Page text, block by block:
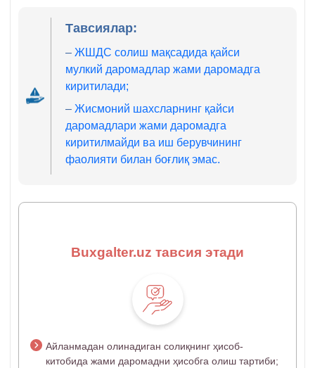
Тавсиялар:
–ЖШДС солиш мақсадида қайси
мулкий даромадлар жами даромадга
киритилади;
–Жисмоний шахсларнинг қайси
даромадлари жами даромадга
киритилмайди ва иш берувчининг
фаолияти билан боғлиқ эмас.
Buxgalter.uz тавсия этади
Айланмадан олинадиган солиқнинг ҳисоб-
китобида жами даромадни ҳисобга олиш тартиби;